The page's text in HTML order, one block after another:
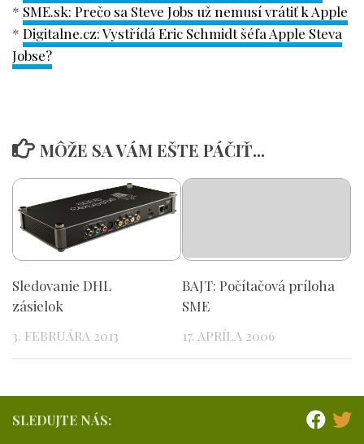
* SME.sk: Prečo sa Steve Jobs už nemusí vrátiť k Apple
* Digitalne.cz: Vystřídá Eric Schmidt šéfa Apple Steva
Jobse?
MÔŽE SA VÁM EŠTE PÁČIŤ...
Sledovanie DHL
zásielok
3. FEBRUÁRA 2013
BAJT: Počítačová príloha
SME
17. APRÍLA 2006
SLEDUJTE NÁS: